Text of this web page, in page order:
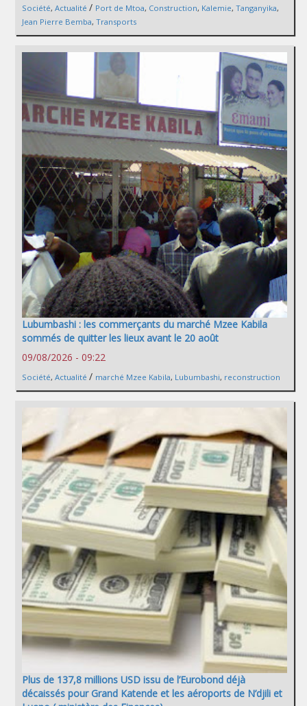
Société, Actualité / Port de Mtoa, Construction, Kalemie, Tanganyika,
Jean Pierre Bemba, Transports
Lubumbashi : les commerçants du marché Mzee Kabila
sommés de quitter les lieux avant le 20 août
09/08/2026 - 09:22
Société, Actualité / marché Mzee Kabila, Lubumbashi, reconstruction
Plus de 137,8 millions USD issu de l’Eurobond déjà
décaissés pour Grand Katende et les aéroports de N’djili et